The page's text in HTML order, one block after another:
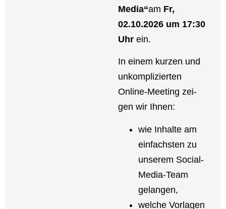
Media“am Fr,
02.10.2026 um 17:30
Uhr ein.
In einem kur­zen und
unkom­pli­zier­ten
Online-Mee­­ting zei­
gen wir Ihnen:
wie Inhal­te am
ein­fachs­ten zu
unse­rem Social-
Media-Team
gelan­gen,
wel­che Vor­la­gen